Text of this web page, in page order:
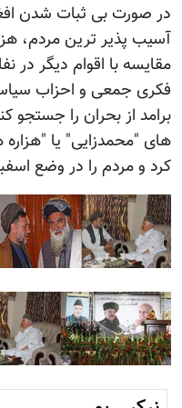
در صورت بی ثبات شدن
آسیب پذیر ترین مردم،
مقایسه با اقوام دیگر در
فکری جمعی و احزاب
برامد از بحران را جستجو
های "محمدزایی" یا
کرد و مردم را در وضع